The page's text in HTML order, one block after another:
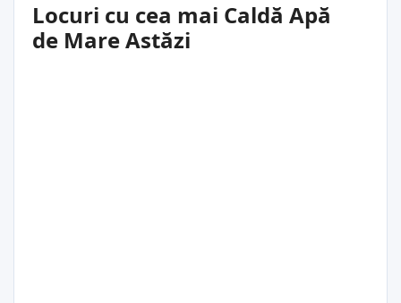
Locuri cu cea mai Caldă Apă
de Mare Astăzi